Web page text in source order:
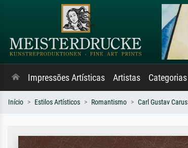
Impressões Artísticas Artistas Categorias
Início Estilos Artísticos Romantismo Carl Gustav Carus